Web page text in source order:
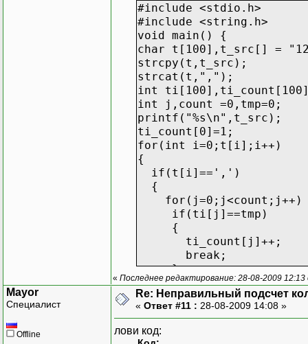
#include <stdio.h>
#include <string.h>
void main() {
char t[100],t_src[] =
strcpy(t,t_src);
strcat(t,",");
int
int j,count =0,tmp=0;
printf("%s\n",t_src);
ti_count[0]=1;
for(int i=0;t[i];i++)
{
if(t[i]==',')
{
for(j=0;j<count;j++)
if(ti[j]==tmp)
{
ti_count[j]++;
break;
}
if(j==count)
{
}
« Последнее редактирование: 28-08-2009
Mayor
Специалист
Offline
Re: Неправильный подсчет
« Ответ #11 : 28-08-2009 14:08 »
лови код: